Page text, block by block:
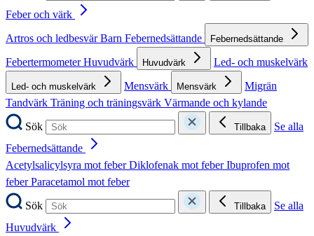
Feber och värk
Artros och ledbesvärBarn Febernedsättande Febernedsättande
FebertermometerHuvudvärk Huvudvärk Led- och muskelvärk
Led- och muskelvärk Mensvärk Mensvärk
Migrän
Tandvärk Träning och träningsvärk Värmande och kylande
Sök
Tillbaka
Se alla
Febernedsättande
Acetylsalicylsyra mot feberDiklofenak mot feberIbuprofen mot
feberParacetamol mot feber
Sök
Tillbaka
Se alla
Huvudvärk